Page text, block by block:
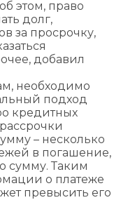
этом, право
долг,
за просрочку,
добавил
необходимо
подход
кредитных
– несколько
в погашение,
сумму. Таким
о платеже
превысить его